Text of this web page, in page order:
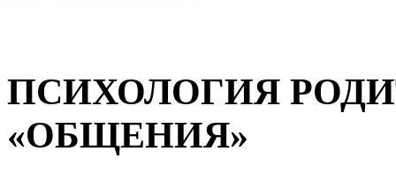
ПСИХОЛОГИЯ
«ОБЩЕНИЯ»